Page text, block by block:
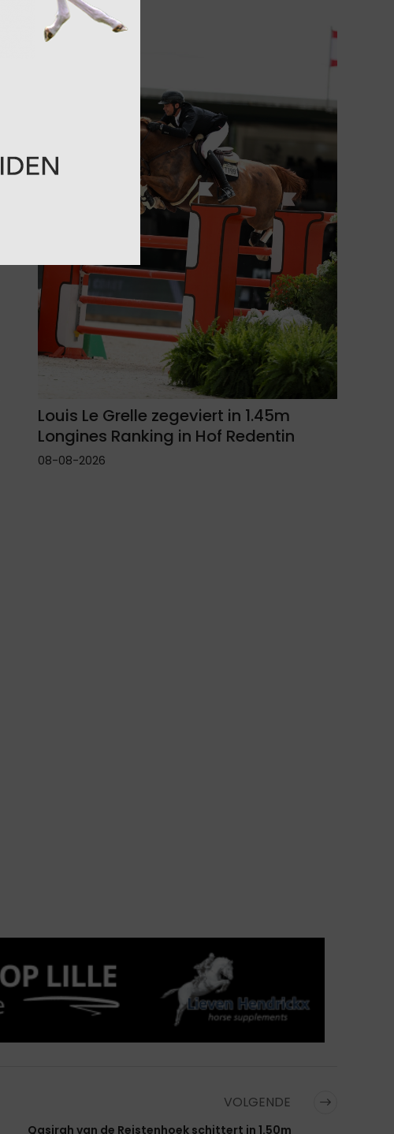
Louis Le Grelle zegeviert in 1.45m
Longines Ranking in Hof Redentin
08-08-2026
VOLGENDE
Qasirah van de Reistenhoek schittert in 1.50m